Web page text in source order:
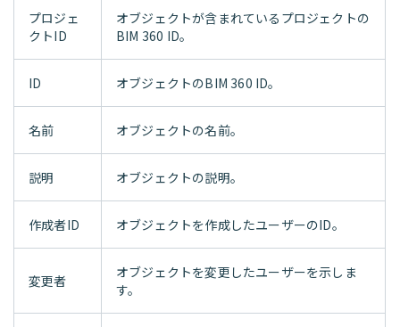
プロジェ
クトID
オブジェクトが含まれているプロジェクトの
BIM 360 ID。
ID オブジェクトのBIM 360 ID。
名前 オブジェクトの名前。
説明 オブジェクトの説明。
作成者ID オブジェクトを作成したユーザーのID。
変更者
オブジェクトを変更したユーザーを示しま
す。